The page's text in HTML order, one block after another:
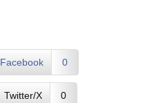
Facebook 0
Twitter/X 0